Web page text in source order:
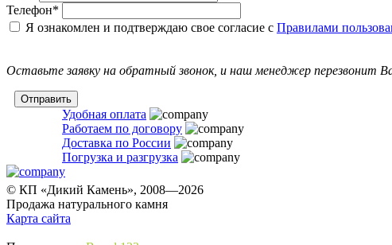
Телефон*
Я ознакомлен и подтверждаю свое согласие с Правилами
Оставьте заявку на обратный звонок, и наш менеджер перезвонит
Удобная оплата
Работаем по договору
Доставка по России
Погрузка и разгрузка
© КП «Дикий Камень», 2008—2026
Продажа натурального камня
Карта сайта